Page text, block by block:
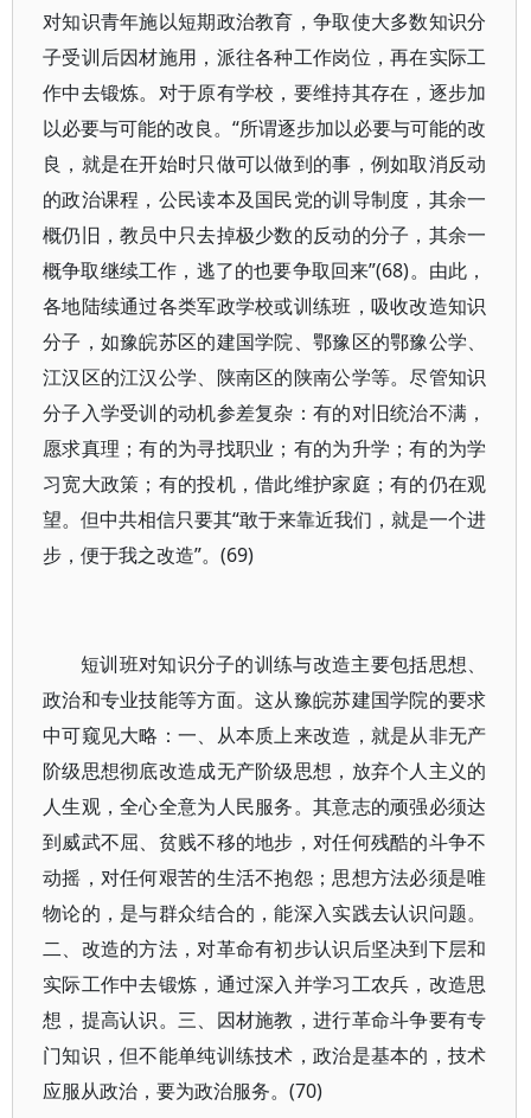
对知识青年施以短期政治教育，争取使大多数知识分
子受训后因材施用，派往各种工作岗位，再在实际工
作中去锻炼。对于原有学校，要维持其存在，逐步加
以必要与可能的改良。“所谓逐步加以必要与可能的改
良，就是在开始时只做可以做到的事，例如取消反动
的政治课程，公民读本及国民党的训导制度，其余一
概仍旧，教员中只去掉极少数的反动的分子，其余一
概争取继续工作，逃了的也要争取回来”(68)。由此，
各地陆续通过各类军政学校或训练班，吸收改造知识
分子，如豫皖苏区的建国学院、鄂豫区的鄂豫公学、
江汉区的江汉公学、陕南区的陕南公学等。尽管知识
分子入学受训的动机参差复杂：有的对旧统治不满，
愿求真理；有的为寻找职业；有的为升学；有的为学
习宽大政策；有的投机，借此维护家庭；有的仍在观
望。但中共相信只要其“敢于来靠近我们，就是一个进
步，便于我之改造”。(69)
短训班对知识分子的训练与改造主要包括思想、
政治和专业技能等方面。这从豫皖苏建国学院的要求
中可窥见大略：一、从本质上来改造，就是从非无产
阶级思想彻底改造成无产阶级思想，放弃个人主义的
人生观，全心全意为人民服务。其意志的顽强必须达
到威武不屈、贫贱不移的地步，对任何残酷的斗争不
动摇，对任何艰苦的生活不抱怨；思想方法必须是唯
物论的，是与群众结合的，能深入实践去认识问题。
二、改造的方法，对革命有初步认识后坚决到下层和
实际工作中去锻炼，通过深入并学习工农兵，改造思
想，提高认识。三、因材施教，进行革命斗争要有专
门知识，但不能单纯训练技术，政治是基本的，技术
应服从政治，要为政治服务。(70)